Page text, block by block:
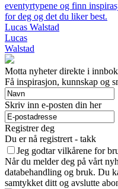
eventyrtypene og finn
for deg og det du liker best.
Lucas Walstad
Lucas
Walstad
Motta nyheter direkte i
Få inspirasjon, kunnskap og
Skriv inn e-posten din her
Registrer deg
Du er nå registrert - takk
Jeg godtar vilkårene for
Når du melder deg på vårt
databehandling og bruk. Du
samtykket ditt og avslutte